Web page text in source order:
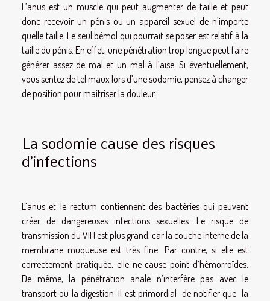
L’anus est un muscle qui peut augmenter de taille et peut
donc recevoir un pénis ou un appareil sexuel de n’importe
quelle taille. Le seul bémol qui pourrait se poser est relatif à la
taille du pénis. En effet, une pénétration trop longue peut faire
générer assez de mal et un mal à l’aise. Si éventuellement,
vous sentez de tel maux lors d’une sodomie, pensez à changer
de position pour maitriser la douleur.
La sodomie cause des risques
d’infections
L’anus et le rectum contiennent des bactéries qui peuvent
créer de dangereuses infections sexuelles. Le risque de
transmission du VIH est plus grand, car la couche interne de la
membrane muqueuse est très fine. Par contre, si elle est
correctement pratiquée, elle ne cause point d’hémorroïdes.
De même, la pénétration anale n’interfère pas avec le
transport ou la digestion. Il est primordial de notifier que la